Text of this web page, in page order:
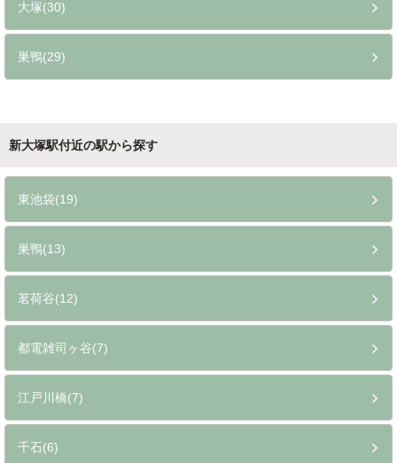
大塚(30)
巣鴨(29)
新大塚駅付近の駅から探す
東池袋(19)
巣鴨(13)
茗荷谷(12)
都電雑司ヶ谷(7)
江戸川橋(7)
千石(6)